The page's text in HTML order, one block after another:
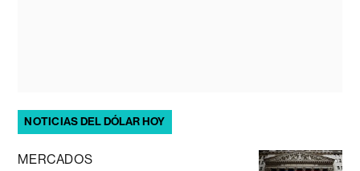
NOTICIAS DEL DÓLAR HOY
MERCADOS